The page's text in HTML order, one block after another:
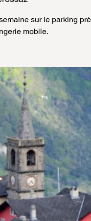
sur le parking
mobile.